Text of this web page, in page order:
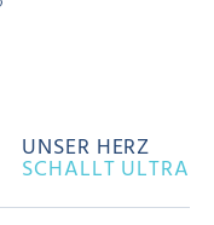
UNSER HERZ
SCHALLT ULTRA